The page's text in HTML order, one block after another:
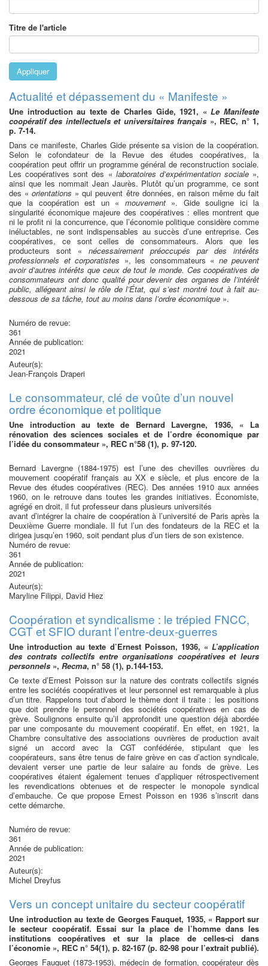
Titre de l'article
Appliquer
Actualité et dépassement du « Manifeste »
Une introduction au texte de Charles Gide, 1921, «Le Manifeste
coopératif des intellectuels et universitaires français », REC, n° 1,
p. 7-14.
Dans ce manifeste, Charles Gide présente sa vision de la coopération.
Selon le cofondateur de la Revue des études coopératives, la
coopération peut offrir un programme général de reconstruction sociale.
Les coopératives sont des « laboratoires d’expérimentation sociale»,
ainsi que les nommait Jean Jaurès. Plutôt qu’un programme, ce sont
des «orientations » qui peuvent être données, en raison même du fait
que la coopération est un « mouvement». Gide souligne ici la
singularité économique majeure des coopératives : elles montrent que
ni le profit ni la concurrence, que l’économie politique considère comme
inéluctables, ne sont indispensables au succès d’une entreprise. Ces
coopératives, ce sont celles de consommateurs. Alors que les
producteurs sont « nécessairement préoccupés par des intérêts
professionnels et corporatistes », les consommateurs « ne peuvent
avoir d’autres intérêts que ceux de tout le monde. Ces coopératives de
consommateurs ont donc qualité pour devenir des organes de l’intérêt
public, allégeant ainsi le rôle de l’État, qui s’est montré tout à fait au-
dessous de sa tâche, tout au moins dans l’ordre économique ».
Numéro de revue:
361
Année de publication:
2021
Auteur(s):
Jean-François Draperi
Le consommateur, clé de voûte d’un nouvel
ordre économique et politique
Une introduction au texte de Bernard Lavergne, 1936, « La
rénovation des sciences sociales et de l’ordre économique par
l’idée du consommateur », REC n°58 (1), p. 97-120.
Bernard Lavergne (1884-1975) est l’une des chevilles ouvrières du
mouvement coopératif français au XX e siècle, et plus encore de la
Revue des études coopératives (REC). Des années 1910 aux années
1960, on le retrouve dans toutes les grandes initiatives. Économiste,
agrégé en droit, il fut professeur dans plusieurs universités
avant d’intégrer la chaire de coopération à l’université de Paris après la
Deuxième Guerre mondiale. Il fut l’un des fondateurs de la REC et la
dirigea jusqu’en 1960, soit pendant plus d’un tiers de son existence.
Numéro de revue:
361
Année de publication:
2021
Auteur(s):
Maryline Filippi, David Hiez
Coopération et syndicalisme : le trépied FNCC,
CGT et SFIO durant l’entre-deux-guerres
Une introduction au texte d’Ernest Poisson, 1936, « L’application
des contrats collectifs entre organisations coopératives et leurs
personnels », Recma, n° 58 (1), p.144-153.
Ce texte d’Ernest Poisson sur la nature des contrats collectifs signés
entre les sociétés coopératives et leur personnel est remarquable à plus
d’un titre. Rappelons tout d’abord le thème dont il traite : les positions
que doit prendre le personnel des sociétés coopératives en cas de
grève. Soulignons ensuite qu’il approfondit une question déjà abordée
par une composante du mouvement coopératif. En effet, en 1921, la
Chambre consultative des associations ouvrières de production avait
signé un accord avec la CGT confédérée, stipulant que les
coopérateurs, sans être tenus de faire grève en cas d’action syndicale,
devaient verser une partie de leur salaire au fonds de grève. Les
coopératives étaient également tenues d’appliquer rétrospectivement
les revendications obtenues et de respecter le monopole syndical
d’embauche. Ce que propose Ernest Poisson en 1936 s’inscrit dans
cette démarche.
Numéro de revue:
361
Année de publication:
2021
Auteur(s):
Michel Dreyfus
Vers un concept unitaire du secteur coopératif
Une introduction au texte de Georges Fauquet, 1935, « Rapport sur
le secteur coopératif. Essai sur la place de l’homme dans les
institutions coopératives et sur la place de celles-ci dans
l’économie », REC n° 54(1), p. 82-167 (p. 82-98 pour l’extrait publié).
Georges Fauquet (1873-1953), médecin de formation, coopérateur dès